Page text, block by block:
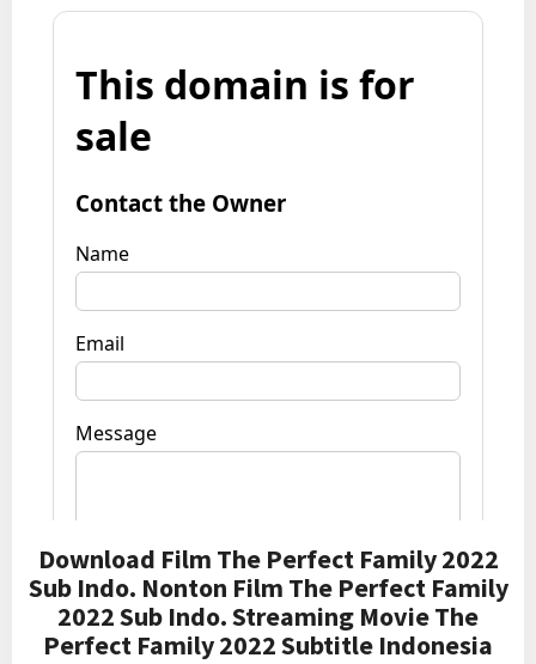
Download Film The Perfect Family 2022
Sub Indo. Nonton Film The Perfect Family
2022 Sub Indo. Streaming Movie The
Perfect Family 2022 Subtitle Indonesia